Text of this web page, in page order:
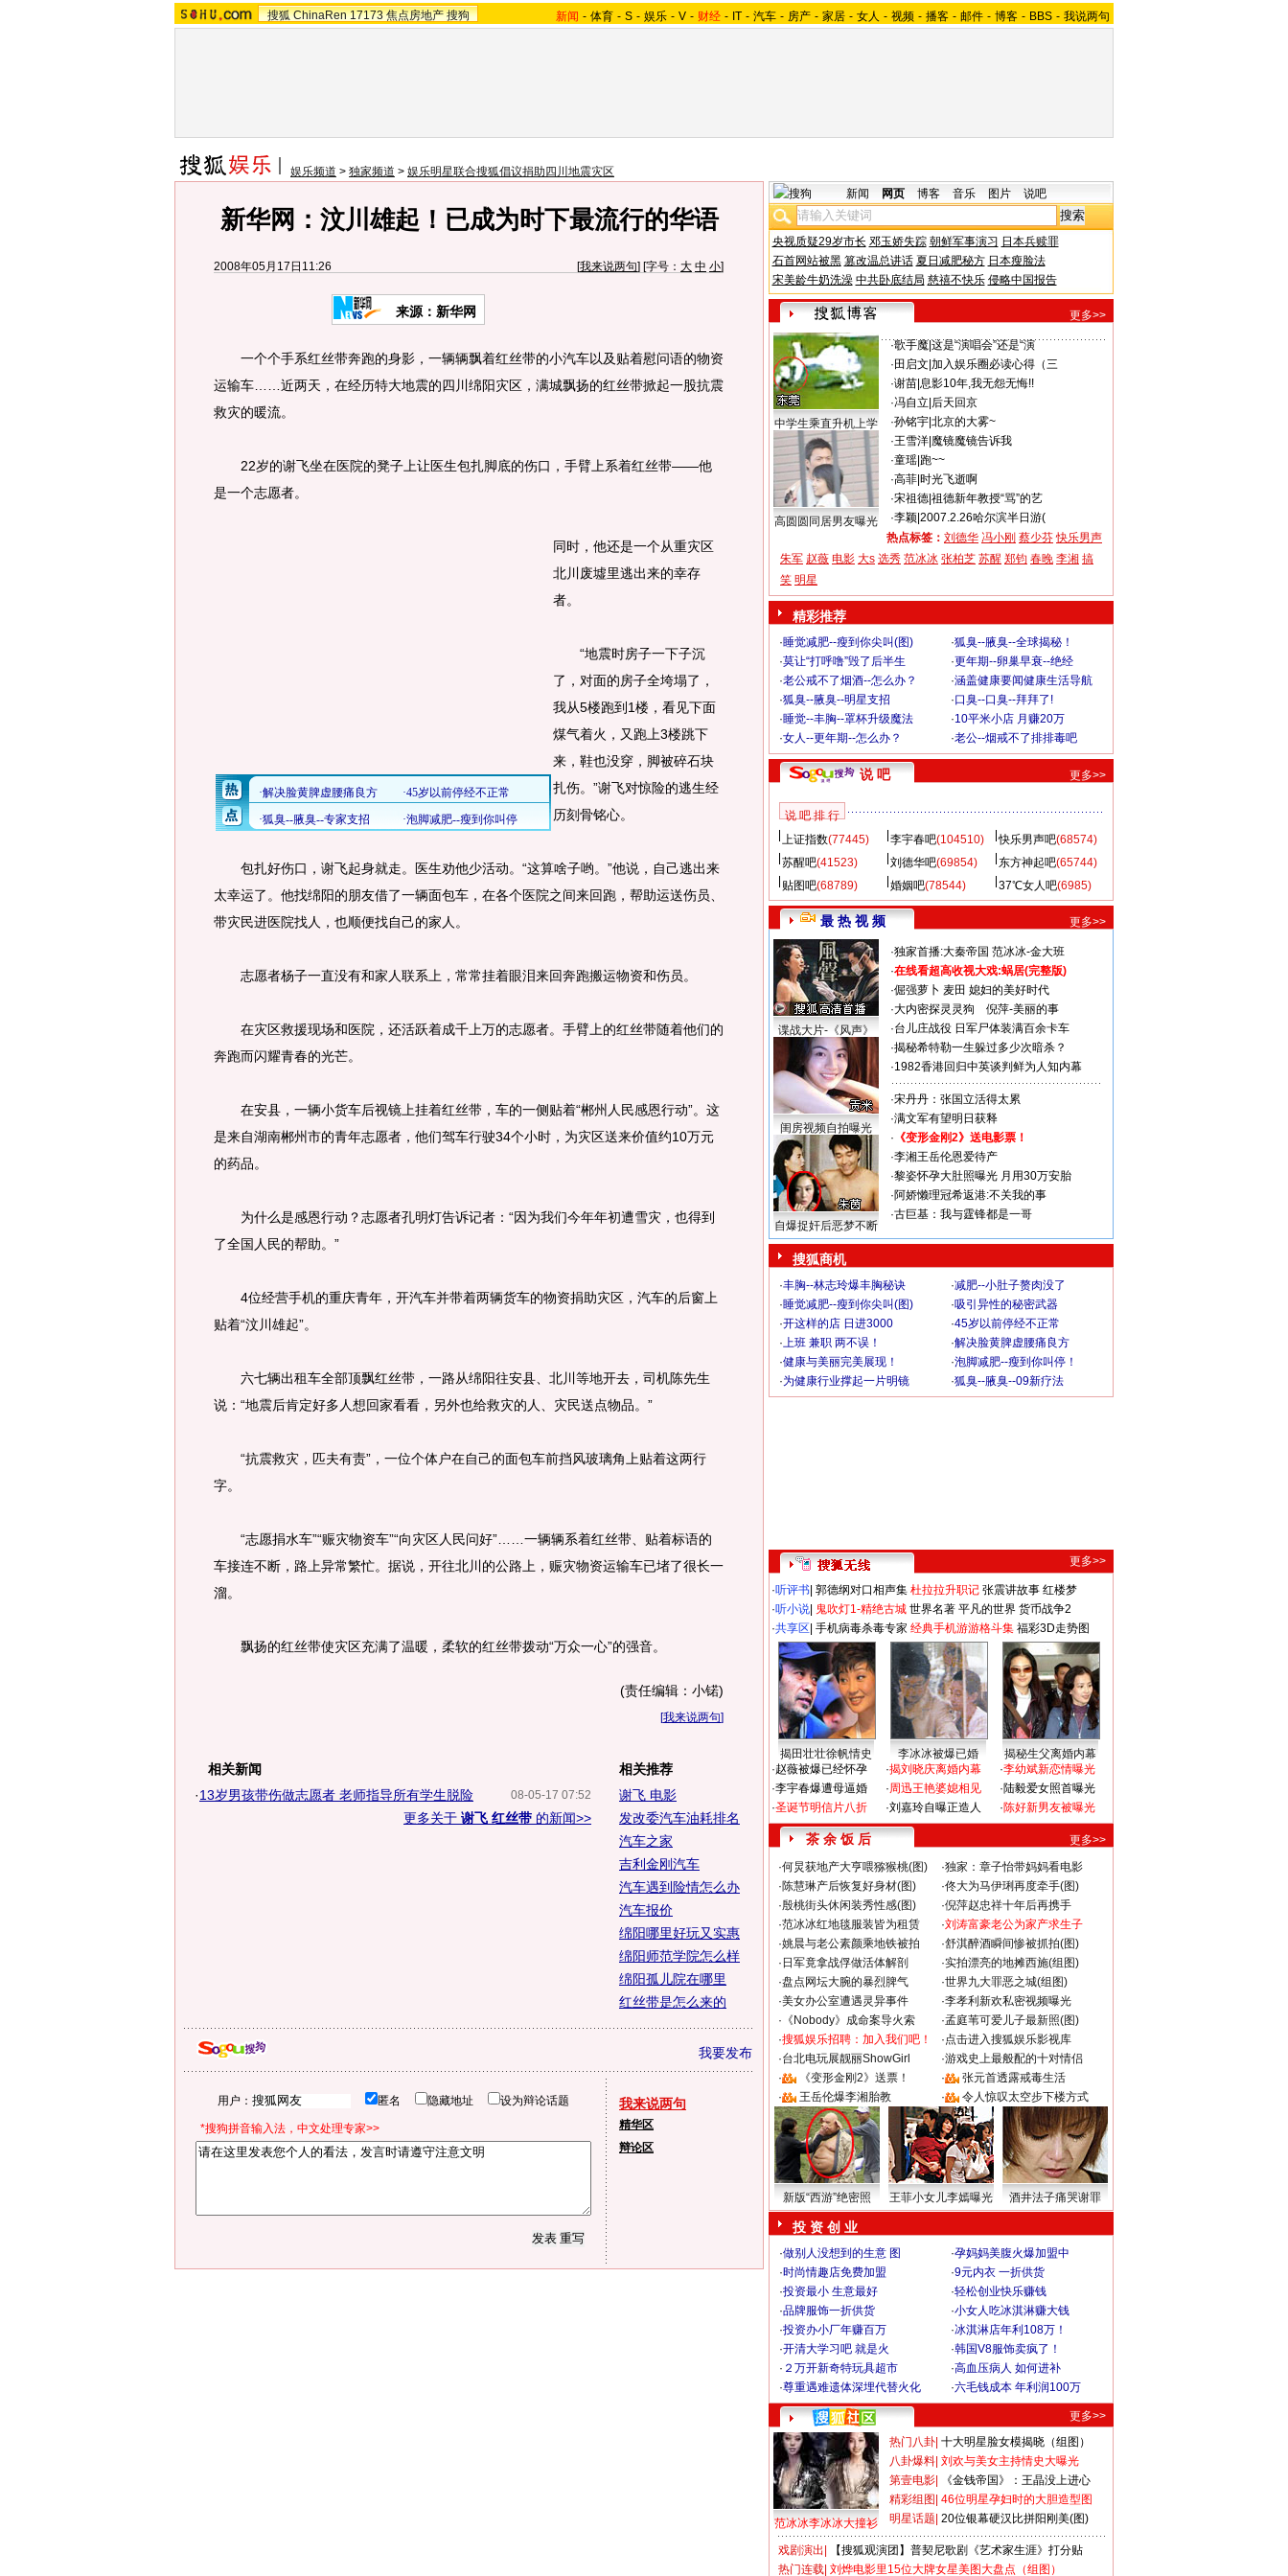
搜狐 ChinaRen 17173 焦点房地产 搜狗 新闻 - 体育 - S - 娱乐 - V - 财经 - IT - 汽车 - 房产 - 家居 - 女人 - 视频 - 播客 - 邮件 - 博客 - BBS - 我说两句
娱乐频道 > 独家频道 > 娱乐明星联合搜狐倡议捐助四川地震灾区
新华网：汶川雄起！已成为时下最流行的华语
2008年05月17日11:26 [我来说两句] [字号： 大 中 小]
来源：新华网
一个个手系红丝带奔跑的身影，一辆辆飘着红丝带的小汽车以及贴着慰问语的物资
运输车……近两天，在经历特大地震的四川绵阳灾区，满城飘扬的红丝带掀起一股抗震
救灾的暖流。
22岁的谢飞坐在医院的凳子上让医生包扎脚底的伤口，手臂上系着红丝带——他
是一个志愿者。
同时，他还是一个从重灾区
北川废墟里逃出来的幸存
者。
“地震时房子一下子沉
了，对面的房子全垮塌了，
我从5楼跑到1楼，看见下面
煤气着火，又跑上3楼跳下
来，鞋也没穿，脚被碎石块
扎伤。”谢飞对惊险的逃生经
历刻骨铭心。
包扎好伤口，谢飞起身就走。医生劝他少活动。“这算啥子哟。”他说，自己逃出来
太幸运了。他找绵阳的朋友借了一辆面包车，在各个医院之间来回跑，帮助运送伤员、
带灾民进医院找人，也顺便找自己的家人。
志愿者杨子一直没有和家人联系上，常常挂着眼泪来回奔跑搬运物资和伤员。
在灾区救援现场和医院，还活跃着成千上万的志愿者。手臂上的红丝带随着他们的
奔跑而闪耀青春的光芒。
在安县，一辆小货车后视镜上挂着红丝带，车的一侧贴着“郴州人民感恩行动”。这
是来自湖南郴州市的青年志愿者，他们驾车行驶34个小时，为灾区送来价值约10万元
的药品。
为什么是感恩行动？志愿者孔明灯告诉记者：“因为我们今年年初遭雪灾，也得到
了全国人民的帮助。”
4位经营手机的重庆青年，开汽车并带着两辆货车的物资捐助灾区，汽车的后窗上
贴着“汶川雄起”。
六七辆出租车全部顶飘红丝带，一路从绵阳往安县、北川等地开去，司机陈先生
说：“地震后肯定好多人想回家看看，另外也给救灾的人、灾民送点物品。”
“抗震救灾，匹夫有责”，一位个体户在自己的面包车前挡风玻璃角上贴着这两行
字。
“志愿捐水车”“赈灾物资车”“向灾区人民问好”……一辆辆系着红丝带、贴着标语的
车接连不断，路上异常繁忙。据说，开往北川的公路上，赈灾物资运输车已堵了很长一
溜。
飘扬的红丝带使灾区充满了温暖，柔软的红丝带拨动“万众一心”的强音。
(责任编辑：小锘)
[我来说两句]
相关新闻
08-05-17 07:52
·13岁男孩带伤做志愿者 老师指导所有学生脱险
更多关于 谢飞 红丝带 的新闻>>
相关推荐
谢飞 电影
发改委汽车油耗排名
汽车之家
吉利金刚汽车
汽车遇到险情怎么办
汽车报价
绵阳哪里好玩又实惠
绵阳师范学院怎么样
绵阳孤儿院在哪里
红丝带是怎么来的
我要发布
用户： 匿名 隐藏地址 设为辩论话题
*搜狗拼音输入法，中文处理专家>>
我来说两句
精华区
辩论区
新闻 网页 博客 音乐 图片 说吧
央视质疑29岁市长 邓玉娇失踪 朝鲜军事演习 日本兵赎罪
石首网站被黑 篡改温总讲话 夏日减肥秘方 日本瘦脸法
宋美龄牛奶洗澡 中共卧底结局 慈禧不快乐 侵略中国报告
更多>>
中学生乘直升机上学
高圆圆同居男友曝光
·歌手魔| 这是“演唱会”还是“演
· 田启文 加入娱乐圈必读心得（三
·谢苗| 息影10年,我无怨无悔!!
·冯自立 后天回京
·孙铭宇| 北京的大雾~
·王雪洋| 魔镜魔镜告诉我
·童瑶| 跑~~
·高菲| 时光飞逝啊
·宋祖德| 祖德新年教授“骂”的艺
·李颖| 2007.2.26哈尔滨半日游(
热点标签： 刘德华 冯小刚 蔡少芬 快乐男声
朱军 赵薇 电影 大s 选秀 范冰冰 张柏芝 苏醒 郑钧 春晚 李湘 搞
笑 明星
精彩推荐
·睡觉减肥--瘦到你尖叫(图) ·狐臭--腋臭--全球揭秘！
·莫让“打呼噜”毁了后半生 ·更年期--卵巢早衰--绝经
·老公戒不了烟酒--怎么办？ ·涵盖健康要闻健康生活导航
·狐臭--腋臭--明星支招 ·口臭--口臭--拜拜了!
·睡觉--丰胸--罩杯升级魔法 ·10平米小店 月赚20万
·女人--更年期--怎么办？ ·老公--烟戒不了排排毒吧
说 吧 更多>>
说 吧 排 行
上证指数(77445) 李宇春吧(104510) 快乐男声吧(68574)
苏醒吧(41523) 刘德华吧(69854) 东方神起吧(65744)
贴图吧(68789) 婚姻吧(78544) 37℃女人吧(6985)
最 热 视 频 更多>>
谍战大片-《风声》
闺房视频自拍曝光
自爆捉奸后恶梦不断
·独家首播:大秦帝国 范冰冰-金大班
·在线看超高收视大戏:蜗居(完整版)
·倔强萝卜 麦田 媳妇的美好时代
·大内密探灵灵狗
倪萍-美丽的事
·台儿庄战役 日军尸体装满百余卡车
·揭秘希特勒一生躲过多少次暗杀？
·1982香港回归中英谈判鲜为人知内幕
·宋丹丹：张国立活得太累
·满文军有望明日获释
· 《变形金刚2》送电影票！
·李湘王岳伦恩爱待产
·黎姿怀孕大肚照曝光 月用30万安胎
·阿娇懒理冠希返港:不关我的事
·古巨基：我与霆锋都是一哥
搜狐商机
·丰胸--林志玲爆丰胸秘诀 ·减肥--小肚子赘肉没了
·睡觉减肥--瘦到你尖叫(图) ·吸引异性的秘密武器
·开这样的店 日进3000 ·45岁以前停经不正常
·上班 兼职 两不误！ ·解决脸黄脾虚腰痛良方
·健康与美丽完美展现！ ·泡脚减肥--瘦到你叫停！
·为健康行业撑起一片明镜 ·狐臭--腋臭--09新疗法
更多>>
·听评书 郭德纲对口相声集 杜拉拉升职记 张震讲故事 红楼梦
·听小说 鬼吹灯1-精绝古城 世界名著 平凡的世界 货币战争2
·共享区 手机病毒杀毒专家 经典手机游游格斗集 福彩3D走势图
揭田壮壮徐帆情史 李冰冰被爆已婚
揭秘生父离婚内幕
·赵薇被爆已经怀孕
·李宇春爆遭母逼婚
·圣诞节明信片八折
·揭刘晓庆离婚内幕
·周迅王艳婆媳相见
·刘嘉玲自曝正造人
·李幼斌新恋情曝光
·陆毅爱女照首曝光
·陈好新男友被曝光
茶 余 饭 后
更多>>
·何炅获地产大亨喂猕猴桃(图) ·独家：章子怡带妈妈看电影
·陈慧琳产后恢复好身材(图) ·佟大为马伊琍再度牵手(图)
·殷桃街头休闲装秀性感(图) ·倪萍赵忠祥十年后再携手
·范冰冰红地毯服装皆为租赁 ·刘涛富豪老公为家产求生子
·姚晨与老公素颜乘地铁被拍 ·舒淇醉酒瞬间惨被抓拍(图)
· 日军竟拿战俘做活体解剖 ·实拍漂亮的地摊西施(组图)
·盘点网坛大腕的暴烈脾气 ·世界九大罪恶之城(组图)
·美女办公室遭遇灵异事件 ·李孝利新欢私密视频曝光
· 《Nobody》成命案导火索 ·孟庭苇可爱儿子最新照(图)
·搜狐娱乐招聘：加入我们吧！ ·点击进入搜狐娱乐影视库
·台北电玩展靓丽ShowGirl ·游戏史上最般配的十对情侣
·
《变形金刚2》送票！ ·
张元首透露戒毒生活
·
王岳伦爆李湘胎教 · 令人惊叹太空步下楼方式
新版“西游”绝密照 王菲小女儿李嫣曝光 酒井法子痛哭谢罪
投 资 创 业
·做别人没想到的生意 图 ·孕妈妈美腹火爆加盟中
·时尚情趣店免费加盟 ·9元内衣 一折供货
·投资最小 生意最好 ·轻松创业快乐赚钱
·品牌服饰一折供货 ·小女人吃冰淇淋赚大钱
·投资办小厂年赚百万 ·冰淇淋店年利108万！
·开清大学习吧 就是火 ·韩国V8服饰卖疯了！
· ２万开新奇特玩具超市 ·高血压病人 如何进补
·尊重遇难遗体深埋代替火化 ·六毛钱成本 年利润100万
更多>>
范冰冰李冰冰大撞衫
热门八卦 十大明星脸女模揭晓（组图）
八卦爆料 刘欢与美女主持情史大曝光
第壹电影
《金钱帝国》：王晶没上进心
精彩组图 46位明星孕妇时的大胆造型图
明星话题 20位银幕硬汉比拼阳刚美(图)
戏剧演出
【搜狐观演团】普契尼歌剧《艺术家生涯》打分贴
热门连载 刘烨电影里15位大牌女星美图大盘点（组图）